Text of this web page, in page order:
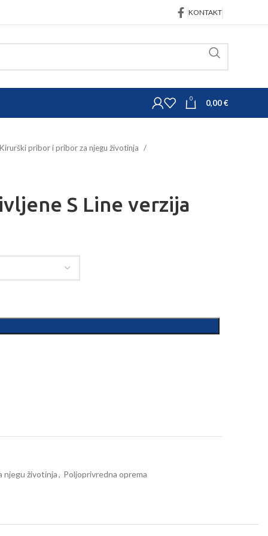
KONTAKT
0 0,00€
Kirurški pribor i pribor za njegu životinja
S Line verzija
njegu životinja, Poljoprivredna oprema